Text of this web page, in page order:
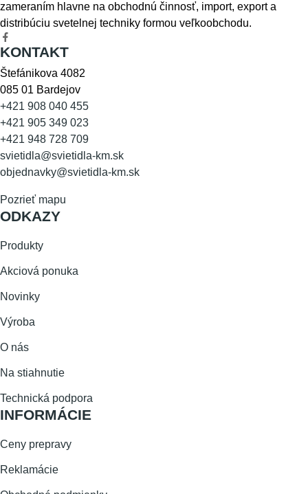
zameraním hlavne na obchodnú činnosť, import, export a
distribúciu svetelnej techniky formou veľkoobchodu.
KONTAKT
Štefánikova 4082
085 01 Bardejov
+421 908 040 455
+421 905 349 023
+421 948 728 709
svietidla@svietidla-km.sk
objednavky@svietidla-km.sk
Pozrieť mapu
ODKAZY
Produkty
Akciová ponuka
Novinky
Výroba
O nás
Na stiahnutie
Technická podpora
INFORMÁCIE
Ceny prepravy
Reklamácie